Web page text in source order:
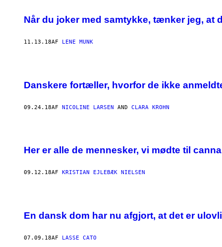
Når du joker med samtykke, tænker jeg, at
11.13.18AF LENE MUNK
Danskere fortæller, hvorfor de ikke
09.24.18AF NICOLINE LARSEN AND CLARA KROHN
Her er alle de mennesker, vi mødte til
09.12.18AF KRISTIAN EJLEBÆK NIELSEN
En dansk dom har nu afgjort, at det er
07.09.18AF LASSE CATO